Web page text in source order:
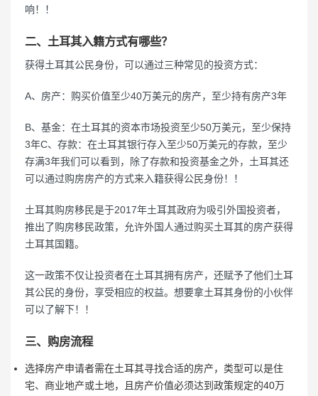
响！！
二、土耳其入籍方式有哪些？
获得土耳其公民身份，可以通过三种常见的投资方式：
A、房产：购买价值至少40万美元的房产，至少持有房产3年
B、基金：在土耳其的资本市场投资至少50万美元，至少保持
3年C、存款：在土耳其银行存入至少50万美元的存款，至少
存满3年我们可以看到，除了存款和投资基金之外，土耳其还
可以通过购房房产的方式来入籍获得公民身份！！
土耳其购房移民是于2017年土耳其政府为吸引外国投资者，
推出了购房移民政策，允许外国人通过购买土耳其的房产获得
土耳其国籍。
这一政策不仅让投资者在土耳其拥有房产，还赋予了他们土耳
其公民的身份，享受相应的权益。想要拿土耳其身份的小伙伴
可以了解下！！
三、购房流程
选择房产申请者需在土耳其寻找合适的房产，类型可以是住
宅、商业地产或土地，且房产价值必须达到政策规定的40万